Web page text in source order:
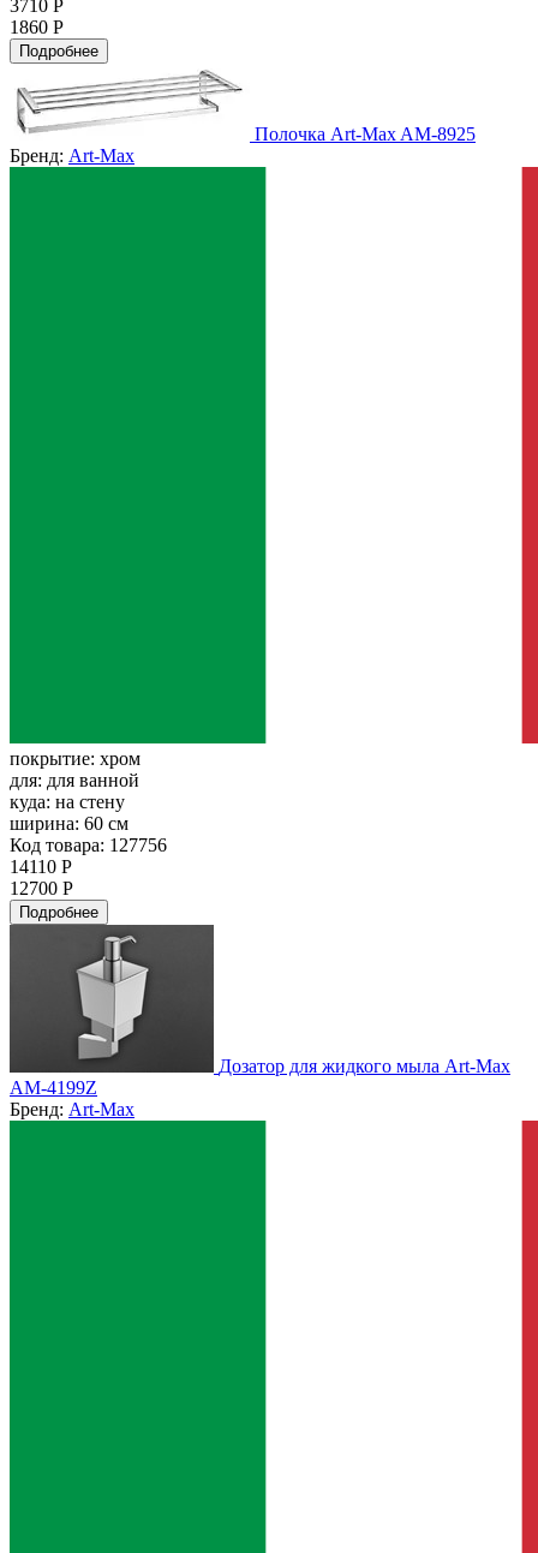
3710 Р
1860 Р
Подробнее
Полочка Art-Max AM-8925
Бренд: Art-Max
покрытие: хром
для: для ванной
куда: на стену
ширина: 60 см
Код товара: 127756
14110 Р
12700 Р
Подробнее
Дозатор для жидкого мыла Art-Max
AM-4199Z
Бренд: Art-Max